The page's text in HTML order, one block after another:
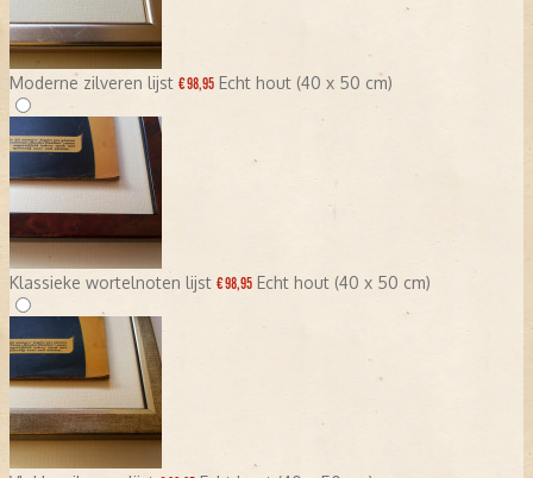
Moderne zilveren lijst € 98,95 Echt hout (40 x 50 cm)
Klassieke wortelnoten lijst € 98,95 Echt hout (40 x 50 cm)